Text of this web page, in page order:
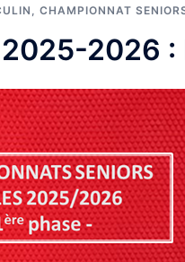
CHAMPIONNAT
2026 :